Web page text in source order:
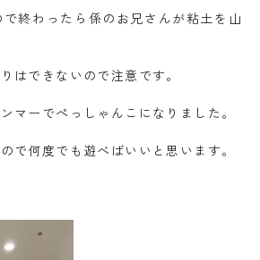
終わったら係のお兄さんが粘土を山
はできないので注意です。
マーでぺっしゃんこになりました。
で何度でも遊べばいいと思います。